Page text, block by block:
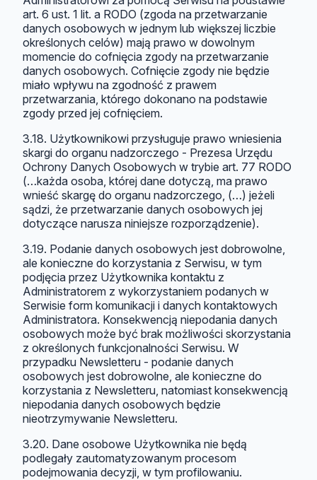
art. 6 ust. 1 lit. a RODO (zgoda na przetwarzanie
danych osobowych w jednym lub większej liczbie
określonych celów) mają prawo w dowolnym
momencie do cofnięcia zgody na przetwarzanie
danych osobowych. Cofnięcie zgody nie będzie
miało wpływu na zgodność z prawem
przetwarzania, którego dokonano na podstawie
zgody przed jej cofnięciem.
3.18. Użytkownikowi przysługuje prawo wniesienia
skargi do organu nadzorczego - Prezesa Urzędu
Ochrony Danych Osobowych w trybie art. 77 RODO
(…każda osoba, której dane dotyczą, ma prawo
wnieść skargę do organu nadzorczego, (…) jeżeli
sądzi, że przetwarzanie danych osobowych jej
dotyczące narusza niniejsze rozporządzenie).
3.19. Podanie danych osobowych jest dobrowolne,
ale konieczne do korzystania z Serwisu, w tym
podjęcia przez Użytkownika kontaktu z
Administratorem z wykorzystaniem podanych w
Serwisie form komunikacji i danych kontaktowych
Administratora. Konsekwencją niepodania danych
osobowych może być brak możliwości skorzystania
z określonych funkcjonalności Serwisu. W
przypadku Newsletteru - podanie danych
osobowych jest dobrowolne, ale konieczne do
korzystania z Newsletteru, natomiast konsekwencją
niepodania danych osobowych będzie
nieotrzymywanie Newsletteru.
3.20. Dane osobowe Użytkownika nie będą
podlegały zautomatyzowanym procesom
podejmowania decyzji, w tym profilowaniu.